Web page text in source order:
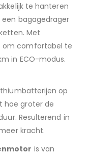
te hanteren
bagagedrager
Met
om comfortabel te
in ECO-modus.
op
hoe groter de
Resulterend in
kracht.
is van